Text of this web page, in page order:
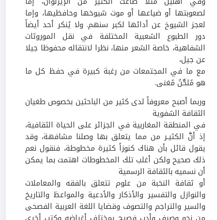
لصعوبتها أو ضياعها أو موت شيوخها وحافظيها، وإما
لعجز الشيوخ عن أدائها لكبر سنهم. ولا يُنكر أحد أيضاً
دور الطبوع الشعبية المختلفة في نقل الموروثات
الشفاهية، خاصة الشعر منها، نظرا لانتقاله محفوظا جيلا
عن جيل،
مع ما في المجتمعات من رغبة كبيرة في حفظ كل ما
هو مُلحَّنٌ مُغنى.
وربما أصبح معروفاً لدى كثير من الباحثين بخصوص طغيان
الثقافة الشفوية
في المنطقة المغاربية في الجزائر على الحياة الثقافية،
إذ أنَّ الكثيـر من مما يتعلق بها وصلنا مشافهة، وقد
يقول قائل بأن هناك كنوزاً كثيرة مخطوطة، فنقول نعم
ذلك صحيح ولكن أغلب تلك المخطوطات اهتمت بما يمكن
أن نسميه بالثقافة الرسمية
أو ثقافة النخبة من علوم تتعلق بالفقه والمعاملات
والنوازل والتفسير والأذكار والأدعية والمواعظ والتاريخ
والسير والتراجم والتصوف وقضايا اللغة العربية الفصحى